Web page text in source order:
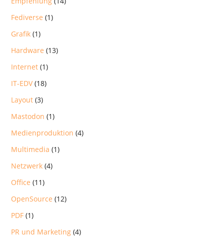
Fediverse (1)
Grafik (1)
Hardware (13)
Internet (1)
IT-EDV(18)
Layout (3)
Mastodon (1)
Medienproduktion (4)
Multimedia (1)
Netzwerk (4)
Office (11)
OpenSource (12)
PDF (1)
PR und Marketing (4)